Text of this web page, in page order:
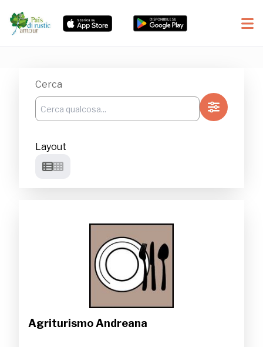
Cerca
Layout
Agriturismo Andreana